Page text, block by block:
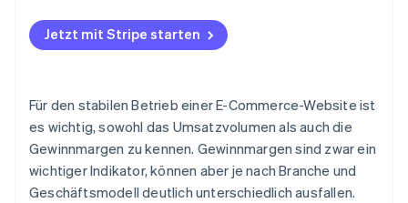
Reduzierung der Kosten für Lieferung und
Rücksendungen
Verbesserung der Bestandsverwaltung
Konzentration auf ein Produktsortiment mit hohen
Gewinnmargen
Eigenmarkenprodukte
Pakete und Sets
Jetzt mit Stripe starten
Für den stabilen Betrieb einer E-Commerce-Website ist
es wichtig, sowohl das Umsatzvolumen als auch die
Gewinnmargen zu kennen. Gewinnmargen sind zwar ein
wichtiger Indikator, können aber je nach Branche und
Geschäftsmodell deutlich unterschiedlich ausfallen.